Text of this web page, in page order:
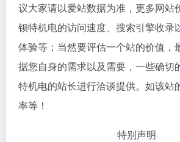
议大家请以爱站数据为准，更多网站
钡特机电的访问速度、搜索引擎收录
体验等；当然要评估一个站的价值，
据您自身的需求以及需要，一些确切
特机电的站长进行洽谈提供。如该站
率等！
特别声明